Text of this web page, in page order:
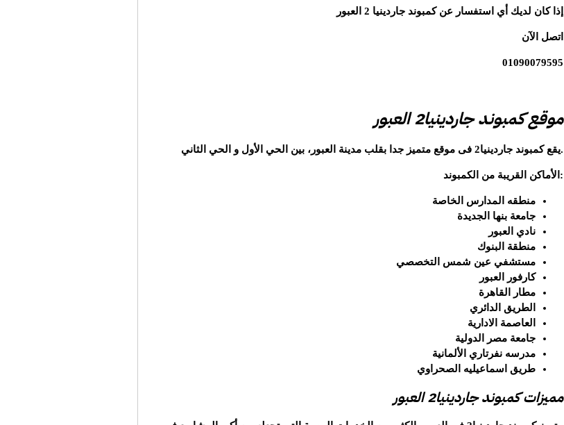
إذا كان لديك أي استفسار عن كمبوند جاردينيا 2 العبور
اتصل الآن
01090079595
موقع كمبوند جاردينيا2 العبور
.يقع كمبوند جاردينيا2 فى موقع متميز جدا بقلب مدينة العبور، بين الحي الأول و الحي الثاني
:الأماكن القريبة من الكمبوند
منطقه المدارس الخاصة
جامعة بنها الجديدة
نادي العبور
منطقة البنوك
مستشفي عين شمس التخصصي
كارفور العبور
مطار القاهرة
الطريق الدائري
العاصمة الادارية
جامعة مصر الدولية
مدرسه نفرتاري الألمانية
طريق اسماعيليه الصحراوي
مميزات كمبوند جاردينيا2 العبور